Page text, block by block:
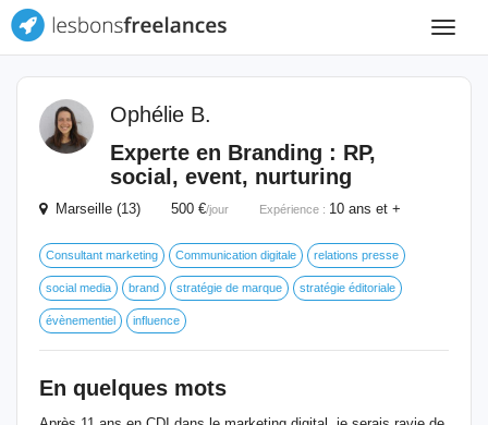
Toggle
Ophélie B.
Experte en Branding : RP,
social, event, nurturing
Marseille (13) 500 €/jour Expérience : 10 ans et +
Consultant marketing Communication digitale relations presse
social media brand stratégie de marque stratégie éditoriale
évènementiel influence
En quelques mots